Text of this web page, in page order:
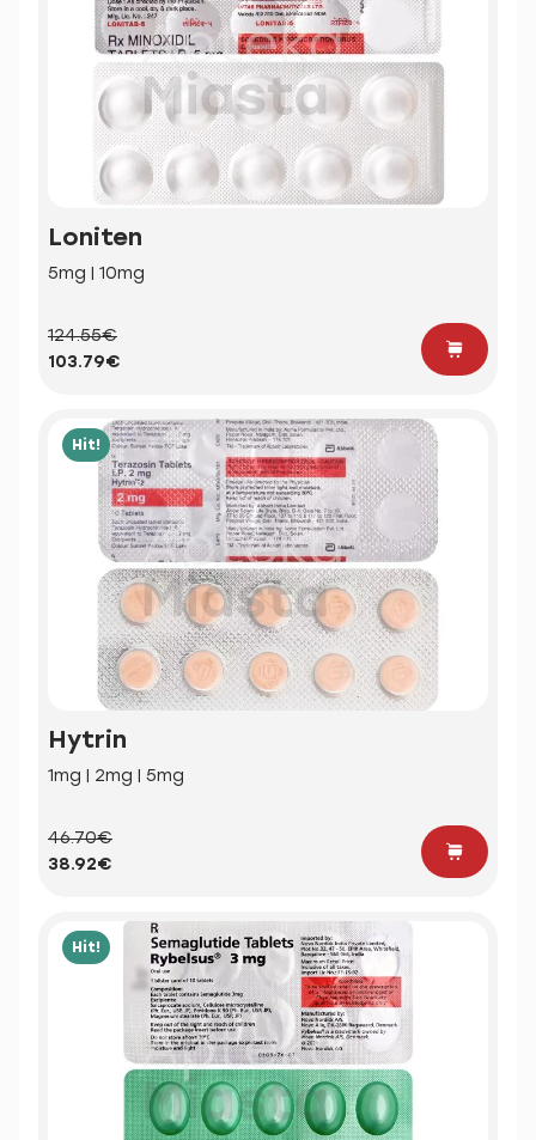
Loniten
5mg | 10mg
124.55€
103.79€
Hit!
Hytrin
1mg | 2mg | 5mg
46.70€
38.92€
Hit!